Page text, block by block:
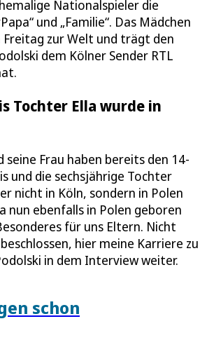
Nationalspieler die
und „Familie“. Das Mädchen
zur Welt und trägt den
dem Kölner Sender RTL
Tochter Ella wurde in
seine Frau haben bereits den 14-
und die sechsjährige Tochter
nicht in Köln, sondern in Polen
nun ebenfalls in Polen geboren
für uns Eltern. Nicht
hier meine Karriere zu
in dem Interview weiter.
schon